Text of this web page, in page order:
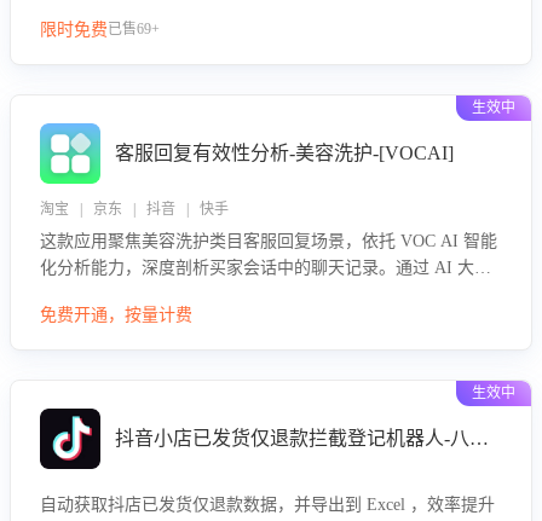
限时免费已售69+
生效中
客服回复有效性分析-美容洗护-[VOCAI]
淘宝 | 京东 | 抖音 | 快手
这款应用聚焦美容洗护类目客服回复场景，依托 VOC AI 智能
化分析能力，深度剖析买家会话中的聊天记录。通过 AI 大模
效性与完整性，输出针对性改进策略，助力商家快速优化快捷
免费开通，按量计费
生效中
抖音小店已发货仅退款拦截登记机器人-八爪鱼
自动获取抖店已发货仅退款数据，并导出到 Excel ，效率提升